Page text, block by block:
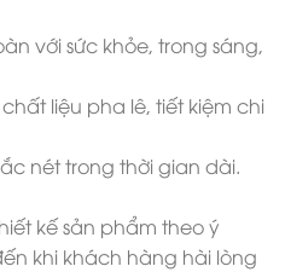
với sức khỏe, trong sáng,
liệu pha lê, tiết kiệm chi
nét trong thời gian dài.
kế sản phẩm theo ý
khi khách hàng hài lòng